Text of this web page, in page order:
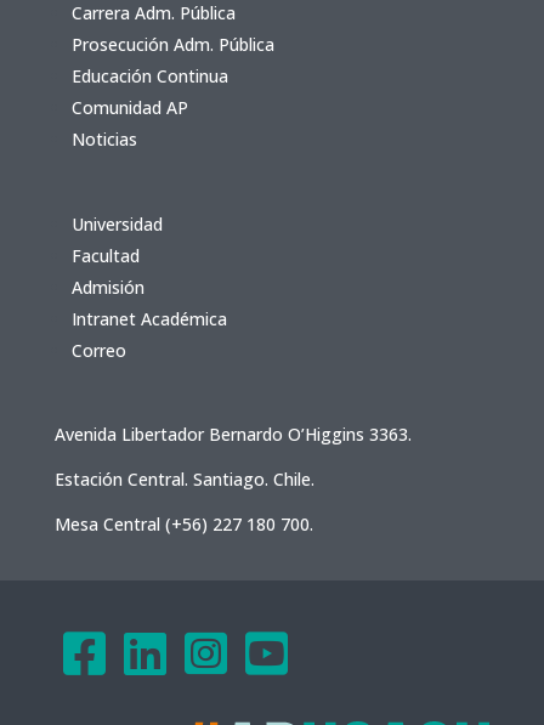
Carrera Adm. Pública
Prosecución Adm. Pública
Educación Continua
Comunidad AP
Noticias
Universidad
Facultad
Admisión
Intranet Académica
Correo
Avenida Libertador Bernardo O’Higgins 3363.
Estación Central. Santiago. Chile.
Mesa Central (+56) 227 180 700.
   